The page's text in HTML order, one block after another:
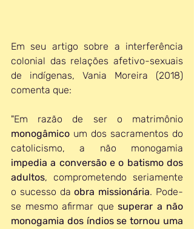
Em seu artigo sobre a interferência
colonial das relações afetivo-sexuais
de indígenas, Vania Moreira (2018)
comenta que:
monogâmico um dos sacramentos do
impedia a conversão e o batismo dos
adultos, comprometendo seriamente
o sucesso da obra missionária. Pode-
se mesmo afirmar que superar a não
monogamia dos índios se tornou uma